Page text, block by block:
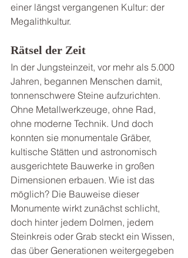
einer längst vergangenen Kultur: der
Megalithkultur.
Rätsel der Zeit
In der Jungsteinzeit, vor mehr als 5.000
Jahren, begannen Menschen damit,
tonnenschwere Steine aufzurichten.
Ohne Metallwerkzeuge, ohne Rad,
ohne moderne Technik. Und doch
konnten sie monumentale Gräber,
kultische Stätten und astronomisch
ausgerichtete Bauwerke in großen
Dimensionen erbauen. Wie ist das
möglich? Die Bauweise dieser
Monumente wirkt zunächst schlicht,
doch hinter jedem Dolmen, jedem
Steinkreis oder Grab steckt ein Wissen,
das über Generationen weitergegeben